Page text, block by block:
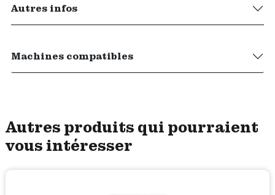
Autres infos
Machines compatibles
Autres produits qui pourraient
vous intéresser